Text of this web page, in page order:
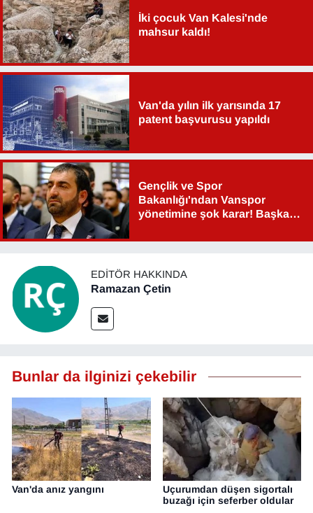
İki çocuk Van Kalesi'nde
mahsur kaldı!
Van'da yılın ilk yarısında 17
patent başvurusu yapıldı
Gençlik ve Spor
Bakanlığı'ndan Vanspor
yönetimine şok karar! Başkan
EDITÖR HAKKINDA
Ramazan Çetin
Bunlar da ilginizi çekebilir
Van'da anız yangını
Uçurumdan düşen sigortalı
buzağı için seferber oldular